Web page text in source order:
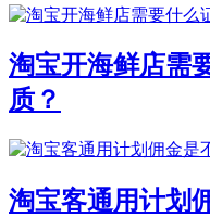
淘宝开海鲜店需
质？
淘宝客通用计划